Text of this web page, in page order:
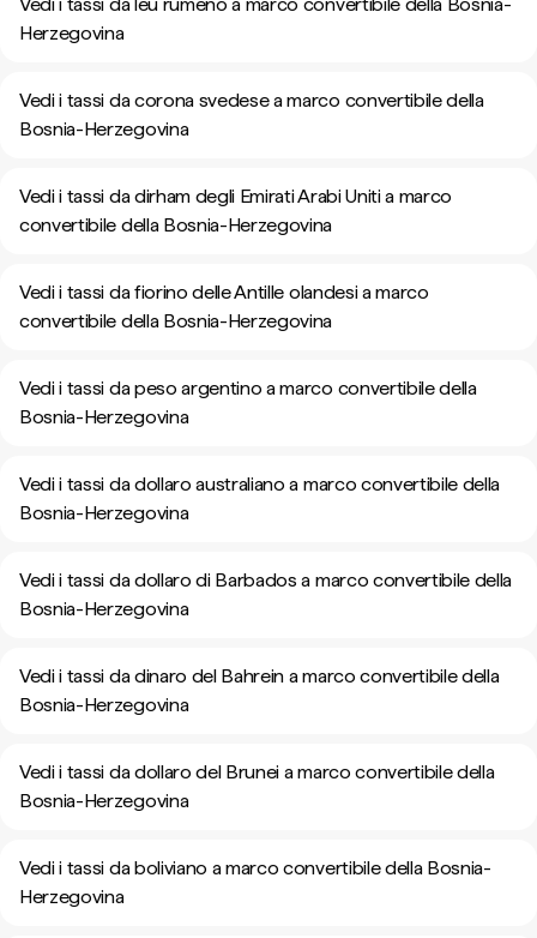
Herzegovina
Vedi i tassi da corona svedese a marco convertibile della
Bosnia-Herzegovina
Vedi i tassi da dirham degli Emirati Arabi Uniti a marco
convertibile della Bosnia-Herzegovina
Vedi i tassi da fiorino delle Antille olandesi a marco
convertibile della Bosnia-Herzegovina
Vedi i tassi da peso argentino a marco convertibile della
Bosnia-Herzegovina
Vedi i tassi da dollaro australiano a marco convertibile della
Bosnia-Herzegovina
Vedi i tassi da dollaro di Barbados a marco convertibile della
Bosnia-Herzegovina
Vedi i tassi da dinaro del Bahrein a marco convertibile della
Bosnia-Herzegovina
Vedi i tassi da dollaro del Brunei a marco convertibile della
Bosnia-Herzegovina
Vedi i tassi da boliviano a marco convertibile della Bosnia-
Herzegovina